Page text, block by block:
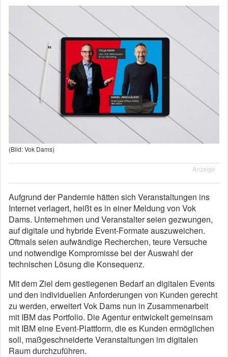
(Bild: Vok Dams)
Anzeige
Aufgrund der Pandemie hätten sich Veranstaltungen ins
Internet verlagert, heißt es in einer Meldung von Vok
Dams. Unternehmen und Veranstalter seien gezwungen,
auf digitale und hybride Event-Formate auszuweichen.
Oftmals seien aufwändige Recherchen, teure Versuche
und notwendige Kompromisse bei der Auswahl der
technischen Lösung die Konsequenz.
Mit dem Ziel dem gestiegenen Bedarf an digitalen Events
und den individuellen Anforderungen von Kunden gerecht
zu werden, erweitert Vok Dams nun in Zusammenarbeit
mit IBM das Portfolio. Die Agentur entwickelt gemeinsam
mit IBM eine Event-Plattform, die es Kunden ermöglichen
soll, maßgeschneiderte Veranstaltungen im digitalen
Raum durchzuführen.